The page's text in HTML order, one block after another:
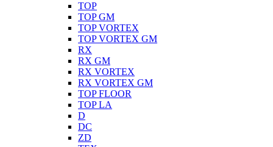
TOP
TOP GM
TOP VORTEX
TOP VORTEX GM
RX
RX GM
RX VORTEX
RX VORTEX GM
TOP FLOOR
TOP LA
D
DC
ZD